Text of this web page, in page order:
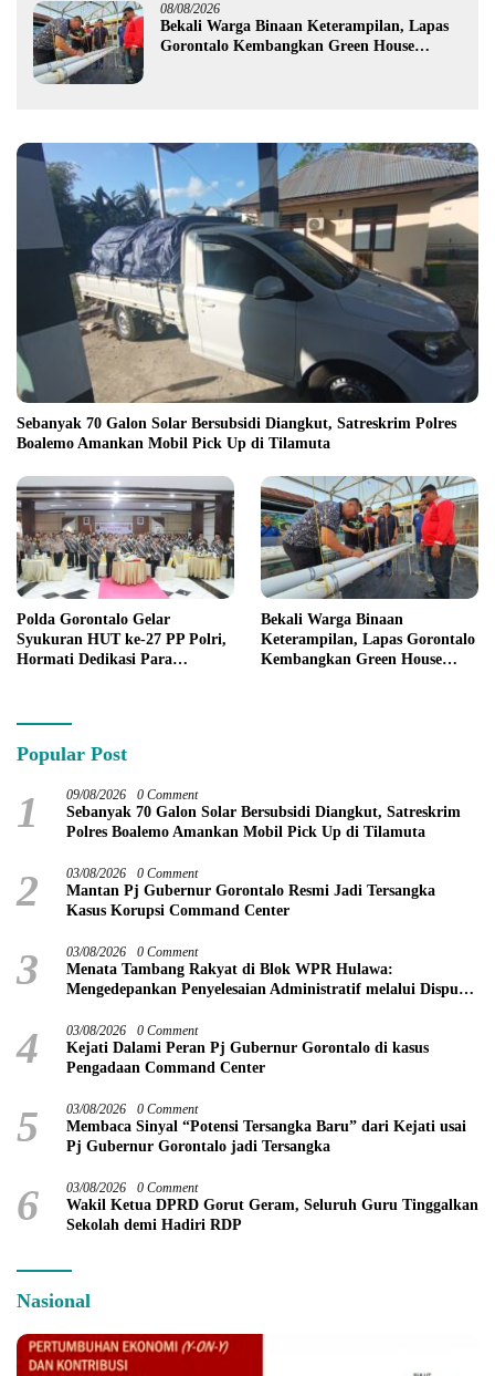
08/08/2026
Bekali Warga Binaan Keterampilan, Lapas
Gorontalo Kembangkan Green House
Sebanyak 70 Galon Solar Bersubsidi Diangkut, Satreskrim Polres
Boalemo Amankan Mobil Pick Up di Tilamuta
Polda Gorontalo Gelar
Syukuran HUT ke-27 PP Polri,
Hormati Dedikasi Para
Bekali Warga Binaan
Keterampilan, Lapas Gorontalo
Kembangkan Green House
Popular Post
1 09/08/2026 0 Comment
Sebanyak 70 Galon Solar Bersubsidi Diangkut, Satreskrim
Polres Boalemo Amankan Mobil Pick Up di Tilamuta
2 03/08/2026 0 Comment
Mantan Pj Gubernur Gorontalo Resmi Jadi Tersangka
Kasus Korupsi Command Center
3 03/08/2026 0 Comment
Menata Tambang Rakyat di Blok WPR Hulawa:
Mengedepankan Penyelesaian Administratif melalui Dispute
4 03/08/2026 0 Comment
Kejati Dalami Peran Pj Gubernur Gorontalo di kasus
Pengadaan Command Center
5 03/08/2026 0 Comment
Membaca Sinyal “Potensi Tersangka Baru” dari Kejati usai
Pj Gubernur Gorontalo jadi Tersangka
6 03/08/2026 0 Comment
Wakil Ketua DPRD Gorut Geram, Seluruh Guru Tinggalkan
Sekolah demi Hadiri RDP
Nasional